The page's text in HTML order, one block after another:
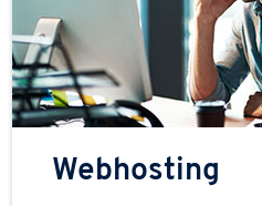
Webhosting